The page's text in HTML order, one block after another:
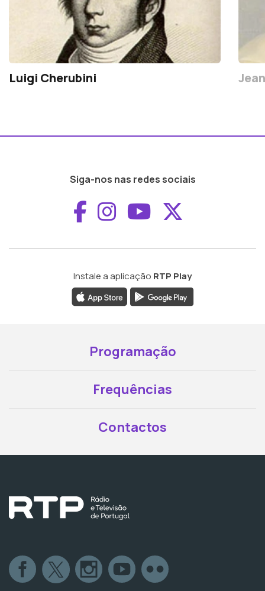
Luigi Cherubini
Siga-nos nas redes sociais
Aceder ao
Aceder ao
Aceder ao
Instale a aplicação RTP Play
Programação
Frequências
Contactos